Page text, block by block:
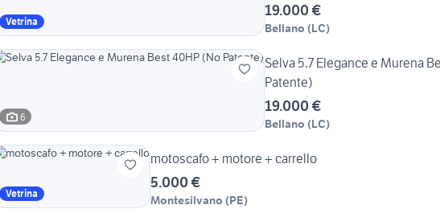
Vetrina
19.000 €
Bellano (LC)
6
Selva 5.7 Elegance e Murena
Patente)
19.000 €
Bellano (LC)
Vetrina
motoscafo + motore + carrello
5.000 €
Montesilvano (PE)